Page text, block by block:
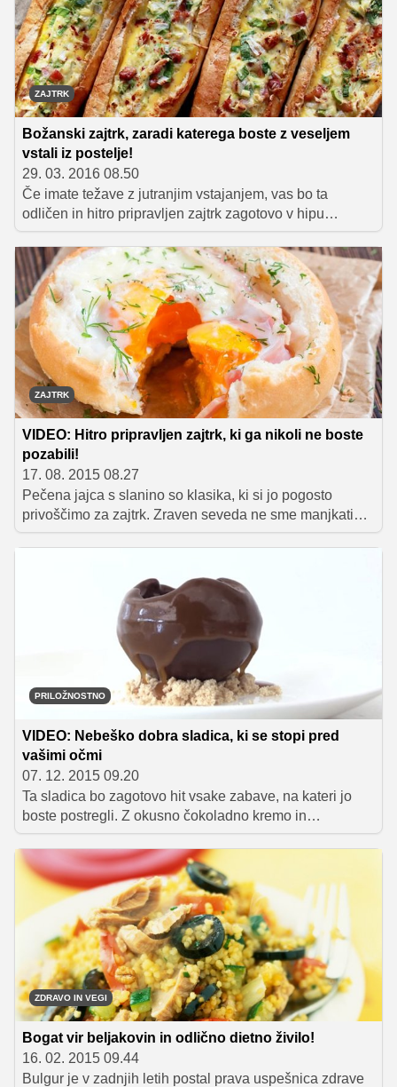
ZAJTRK
Božanski zajtrk, zaradi katerega boste z veseljem
vstali iz postelje!
29. 03. 2016 08.50
Če imate težave z jutranjim vstajanjem, vas bo ta
odličen in hitro pripravljen zajtrk zagotovo v hipu
predramil. S slastnim nadevom napolnjena izdolbena
bageta pa je tudi odlična ideja za zajtrk, ki ga svojemu
srčnemu izbrancu postrežete kar v postelji.
ZAJTRK
VIDEO: Hitro pripravljen zajtrk, ki ga nikoli ne boste
pozabili!
17. 08. 2015 08.27
Pečena jajca s slanino so klasika, ki si jo pogosto
privoščimo za zajtrk. Zraven seveda ne sme manjkati
malo popečenega kruha in sveže zelenjave, dobrodošel
imamo mi odgovor na dlani. Rešitev so slastne
nadevane bombetke, ki jih bo namesto vas pripravila kar
pečica. Ne verjamete? Poglejte si video!
PRILOŽNOSTNO
VIDEO: Nebeško dobra sladica, ki se stopi pred
vašimi očmi
07. 12. 2015 09.20
Ta sladica bo zagotovo hit vsake zabave, na kateri jo
boste postregli. Z okusno čokoladno kremo in
karameliziranimi arašidi nadevana čokoladna kroglica
se bo namreč potem, ko jo boste prelili s toplo
karamelno omako, začela topiti pred očmi gostov, kar bo
sprožilo pravi val navdušenja. Še več navdušenja pa
lahko pričakujete potem, ko bodo gostje čokoladno
poslastico tudi poskusili.
ZDRAVO IN VEGI
Bogat vir beljakovin in odlično dietno živilo!
16. 02. 2015 09.44
Bulgur je v zadnjih letih postal prava uspešnica zdrave